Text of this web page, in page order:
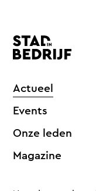
Actueel
Events
Onze leden
Magazine